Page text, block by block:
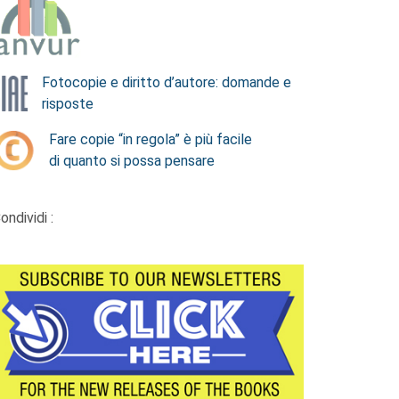
Fotocopie e diritto d’autore: domande e
risposte
Fare copie “in regola” è più facile
di quanto si possa pensare
: